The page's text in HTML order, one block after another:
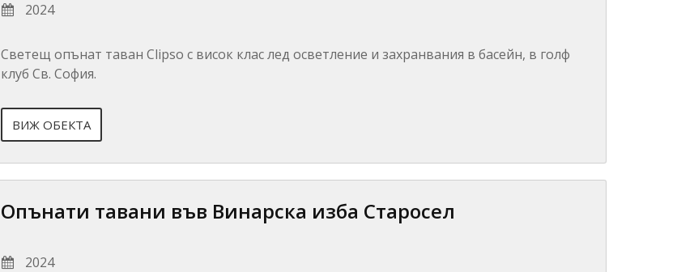
2024
Светещ опънат таван Clipso с висок клас лед осветление и захранвания в басейн, в голф
клуб Св. София.
ВИЖ ОБЕКТА
Опънати тавани във Винарска изба Старосел
2024